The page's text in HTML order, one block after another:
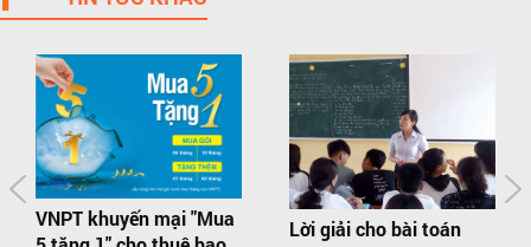
VNPT khuyến mại "Mua
Lời giải cho bài toán